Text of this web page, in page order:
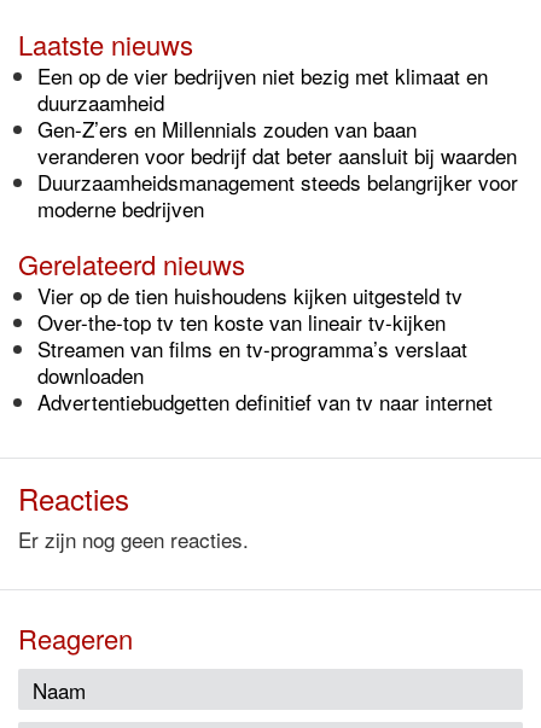
Laatste nieuws
Een op de vier bedrijven niet bezig met klimaat en
duurzaamheid
Gen-Z’ers en Millennials zouden van baan
veranderen voor bedrijf dat beter aansluit bij waarden
Duurzaamheidsmanagement steeds belangrijker voor
moderne bedrijven
Gerelateerd nieuws
Vier op de tien huishoudens kijken uitgesteld tv
Over-the-top tv ten koste van lineair tv-kijken
Streamen van films en tv-programma’s verslaat
downloaden
Advertentiebudgetten definitief van tv naar internet
Reacties
Er zijn nog geen reacties.
Reageren